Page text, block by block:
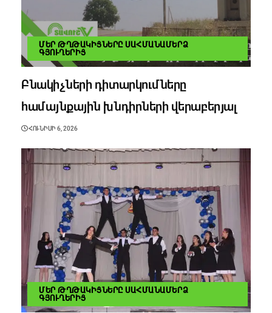
ՄԵՐ ԹՂԹԱԿԻՑՆԵՐԸ ՍԱՀՄԱՆԱՄԵՐՁ
ԳՅՈՒՂԵՐԻՑ
Բնակիչների դիտարկումները
համայնքային խնդիրների վերաբերյալ
ՀՈՒՆԻՍԻ 6, 2026
ՄԵՐ ԹՂԹԱԿԻՑՆԵՐԸ ՍԱՀՄԱՆԱՄԵՐՁ
ԳՅՈՒՂԵՐԻՑ